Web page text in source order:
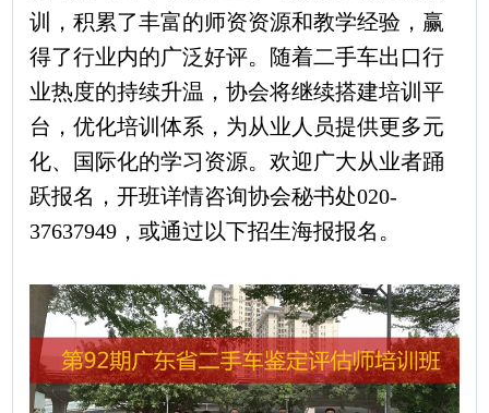
训，积累了丰富的师资资源和教学经验，赢
得了行业内的广泛好评。随着二手车出口行
业热度的持续升温，协会将继续搭建培训平
台，优化培训体系，为从业人员提供更多元
化、国际化的学习资源。欢迎广大从业者踊
跃报名，开班详情咨询协会秘书处020-
37637949，或通过以下招生海报报名。